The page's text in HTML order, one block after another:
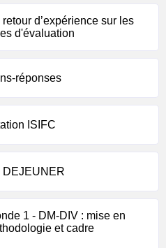
d’expérience sur les
d'évaluation
réponses
ISIFC
DEJEUNER
1 - DM-DIV : mise en
et cadre